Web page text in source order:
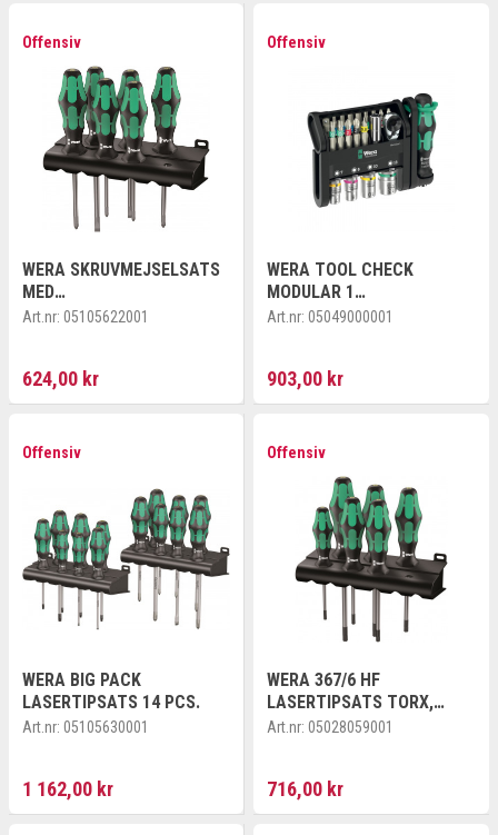
Offensiv
WERA SKRUVMEJSELSATS
MED
LASERTIPSPETS/VÄGGFÄS
Art.nr: 05105622001
624,00 kr
Offensiv
WERA TOOL CHECK
MODULAR 1
BITS-/HYLSSATS, 21 DELAR
Art.nr: 05049000001
903,00 kr
Offensiv
WERA BIG PACK
LASERTIPSATS 14 PCS.
Art.nr: 05105630001
1 162,00 kr
Offensiv
WERA 367/6 HF
LASERTIPSATS TORX,
HOLDING FUNCTION 367
Art.nr: 05028059001
716,00 kr